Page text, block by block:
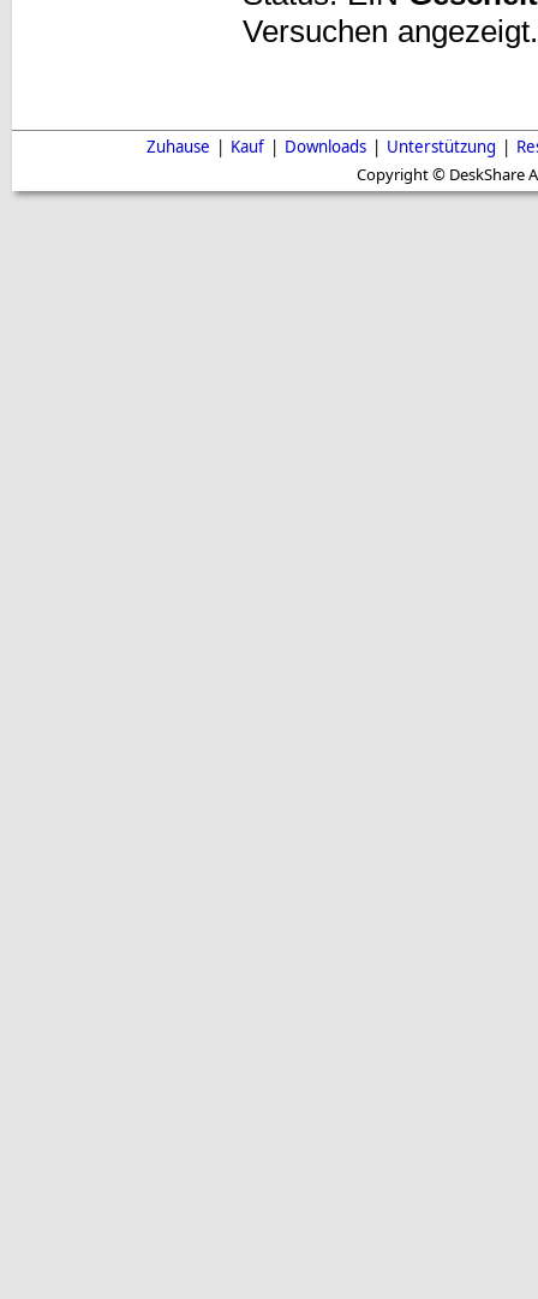
Versuchen
Zuhause | Kauf | Downloads | Unterstützung |
Copyright © DeskShare